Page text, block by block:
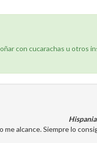
con cucarachas u otros
Hispania
alcance. Siempre lo